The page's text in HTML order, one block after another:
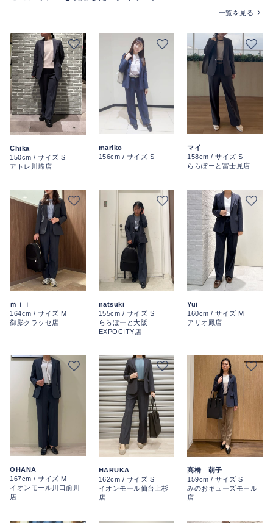
一覧を見る
Chika
150cm / サイズ S
アトレ川崎店
mariko
156cm / サイズ S
マイ
158cm / サイズ S
ららぽーと富士見店
ｍｉｉ
164cm / サイズ M
御影クラッセ店
natsuki
155cm / サイズ S
ららぽーと大阪
EXPOCITY店
Yui
160cm / サイズ M
アリオ鳳店
OHANA
167cm / サイズ M
イオンモール川口前川
店
HARUKA
162cm / サイズ S
イオンモール仙台上杉
店
髙橋 萌子
159cm / サイズ S
みのおキューズモール
店